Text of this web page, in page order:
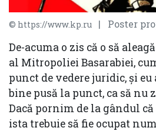
© https://www.kp.ru | Poster
De-acuma o zis că o să
al Mitropoliei Basarabiei,
punct de vedere juridic, și
bine pusă la punct, ca să nu
Dacă pornim de la gândul
ista trebuie să fie ocupat